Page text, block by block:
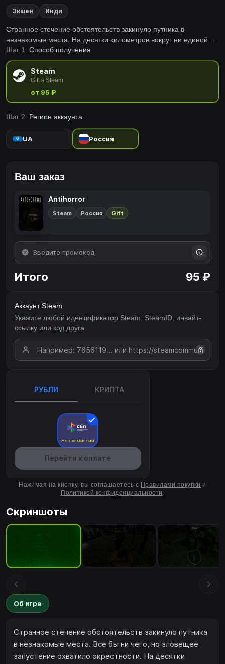
Экшен Инди
Странное стечение обстоятельств закинуло путника в
незнакомые места. На десятки километров вокруг ни единой
души. Или это только так кажется?
Шаг 1: Способ получения
Steam
Gift в Steam
от 95 ₽
Шаг 2: Регион аккаунта
UA Россия
Ваш заказ
Antihorror
Steam Россия Gift
Итого 95 ₽
Аккаунт Steam
Укажите любой идентификатор Steam: SteamID, инвайт-
ссылку или код друга
?
РУБЛИ КРИПТА
Без комиссии
Перейти к оплате
Нажимая на кнопку, вы соглашаетесь с Правилами покупки и
Политикой конфиденциальности.
Скриншоты
Об игре
Странное стечение обстоятельств закинуло путника
в незнакомые места. Все бы ни чего, но зловещее
запустение охватило окрестности. На десятки